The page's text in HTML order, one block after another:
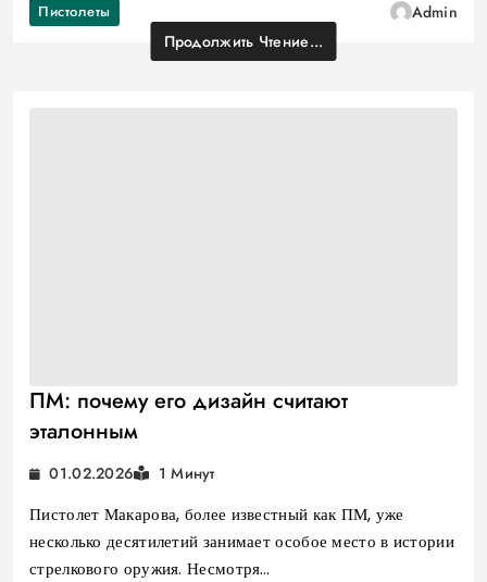
Пистолеты
Admin
Продолжить Чтение...
ПМ: почему его дизайн считают
эталонным
01.02.2026 1 Минут
Пистолет Макарова, более известный как ПМ, уже
несколько десятилетий занимает особое место в истории
стрелкового оружия. Несмотря…